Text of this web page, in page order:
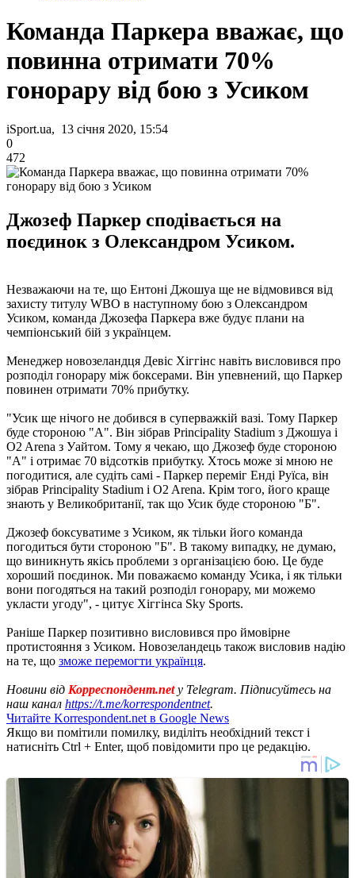
Команда Паркера вважає, що
повинна отримати 70%
гонорару від бою з Усиком
iSport.ua, 13 січня 2020, 15:54
0
472
Джозеф Паркер сподівається на
поєдинок з Олександром Усиком.
Незважаючи на те, що Ентоні Джошуа ще не відмовився від
захисту титулу WBO в наступному бою з Олександром
Усиком, команда Джозефа Паркера вже будує плани на
чемпіонський бій з українцем.
Менеджер новозеландця Девіс Хіггінс навіть висловився про
розподіл гонорару між боксерами. Він упевнений, що Паркер
повинен отримати 70% прибутку.
"Усик ще нічого не добився в суперважкій вазі. Тому Паркер
буде стороною "А". Він зібрав Principality Stadium з Джошуа і
O2 Arena з Уайтом. Тому я чекаю, що Джозеф буде стороною
"А" і отримає 70 відсотків прибутку. Хтось може зі мною не
погодитися, але судіть самі - Паркер переміг Енді Руїса, він
зібрав Principality Stadium і O2 Arena. Крім того, його краще
знають у Великобританії, так що Усик буде стороною "Б".
Джозеф боксуватиме з Усиком, як тільки його команда
погодиться бути стороною "Б". В такому випадку, не думаю,
що виникнуть якісь проблеми з організацією бою. Це буде
хороший поєдинок. Ми поважаємо команду Усика, і як тільки
вони погодяться на такий розподіл гонорару, ми можемо
укласти угоду", - цитує Хіггінса Sky Sports.
Раніше Паркер позитивно висловився про ймовірне
протистояння з Усиком. Новозеландець також висловив надію
на те, що зможе перемогти українця.
Новини від Корреспондент.net у Telegram. Підписуйтесь на
наш канал https://t.me/korrespondentnet.
Читайте Korrespondent.net в Google News
Якщо ви помітили помилку, виділіть необхідний текст і
натисніть Ctrl + Enter, щоб повідомити про це редакцію.